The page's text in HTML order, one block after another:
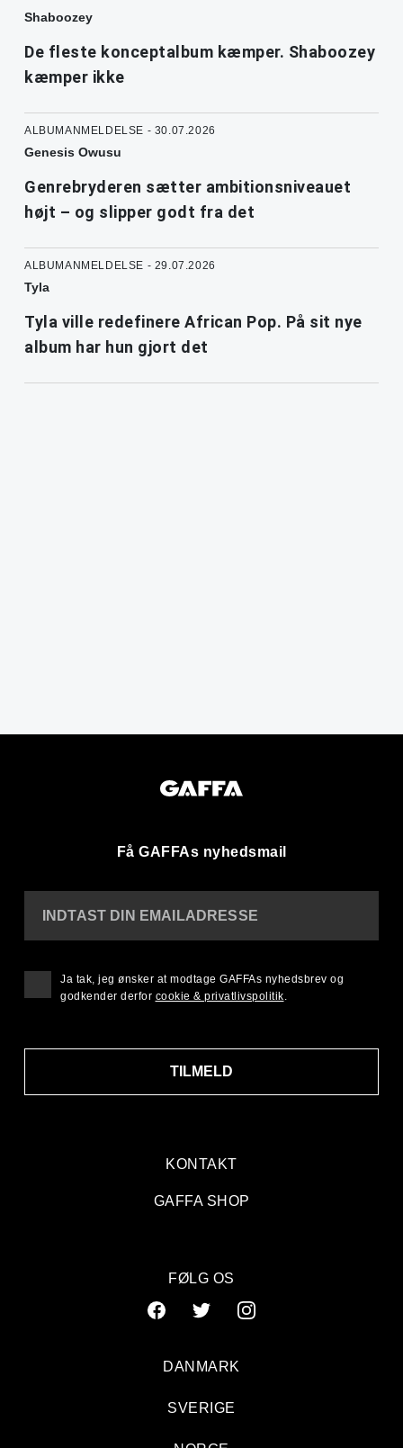
Shaboozey
De fleste konceptalbum kæmper. Shaboozey
kæmper ikke
ALBUMANMELDELSE - 30.07.2026
Genesis Owusu
Genrebryderen sætter ambitionsniveauet
højt – og slipper godt fra det
ALBUMANMELDELSE - 29.07.2026
Tyla
Tyla ville redefinere African Pop. På sit nye
album har hun gjort det
Få GAFFAs nyhedsmail
KONTAKT
GAFFA SHOP
INDTAST DIN EMAILADRESSE
TILMELD
Ja tak, jeg ønsker at modtage GAFFAs nyhedsbrev og
godkender derfor cookie & privatlivspolitik.
FØLG OS
DANMARK
SVERIGE